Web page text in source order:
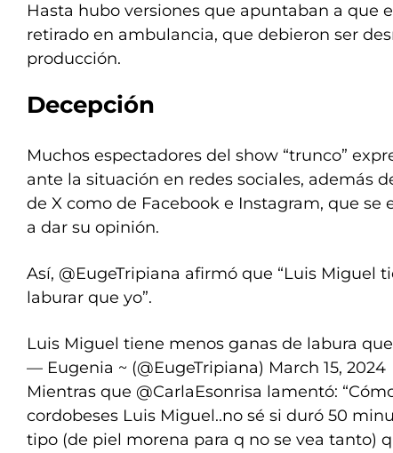
Hasta hubo versiones que apuntaban a que
retirado en ambulancia, que debieron ser
producción.
Decepción
Muchos espectadores del show “trunco”
ante la situación en redes sociales, además
de X como de Facebook e Instagram, que se
a dar su opinión.
Así, @EugeTripiana afirmó que “Luis Miguel
laburar que yo”.
Luis Miguel tiene menos ganas de labura
— Eugenia ~ (@EugeTripiana) March 15, 2024
Mientras que @CarlaEsonrisa lamentó:
cordobeses Luis Miguel..no sé si duró 50
tipo (de piel morena para q no se vea tanto)